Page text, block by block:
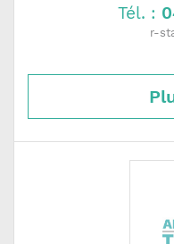
Tél. :
r-